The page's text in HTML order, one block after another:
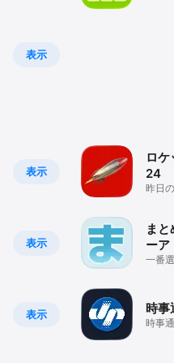
表示
表示
表示
表示
ロ
24
昨日
ま
ー
一番
時事
時事